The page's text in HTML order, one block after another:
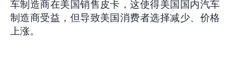
车制造商在美国销售皮卡，这使得美国国内汽车
制造商受益，但导致美国消费者选择减少、价格
上涨。